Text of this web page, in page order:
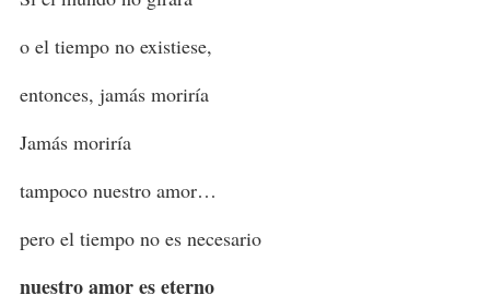
o el tiempo no existiese,
entonces, jamás moriría
Jamás moriría
tampoco nuestro amor…
pero el tiempo no es necesario
nuestro amor es eterno